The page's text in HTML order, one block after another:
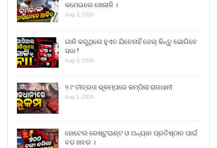
କମେଇଲେ ଖେଳାଳି ।
Aug 3, 2026
ଗାଳି କରୁଥିଲେ ହୁଏତ ଯିବେନାହିଁ ଜେଲ୍ କିନ୍ତୁ ଭୋଗିବେ
ସଜା !
Aug 3, 2026
୨.୯ ତୀବ୍ରତା ଭୂକମ୍ପରେ କମ୍ପିଲା ରାଜଧାନୀ
Aug 2, 2026
ହୋଟେଲ ରେଷ୍ଟୁରାଣ୍ଟ ଓ ଅନ୍ୟାନ ପ୍ରତିଷ୍ଠାନ ପାଇଁ
ବଡ ଖବର ।